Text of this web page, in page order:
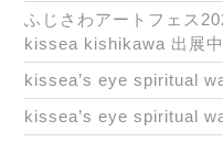
ふじさわアートフェス
kissea kishikawa 出展
kissea’s eye spiritual
kissea’s eye spiritual